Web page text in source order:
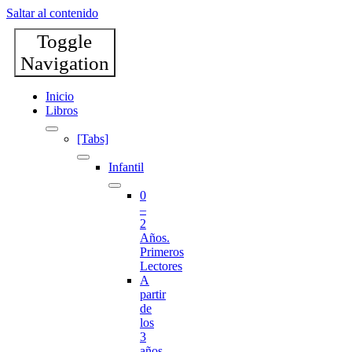
Saltar al contenido
Toggle
Navigation
Inicio
Libros
[Tabs]
Infantil
0
–
2
Años.
Primeros
Lectores
A
partir
de
los
3